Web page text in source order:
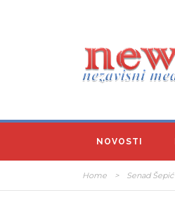
NOVOSTI
Home > Senad Šepić